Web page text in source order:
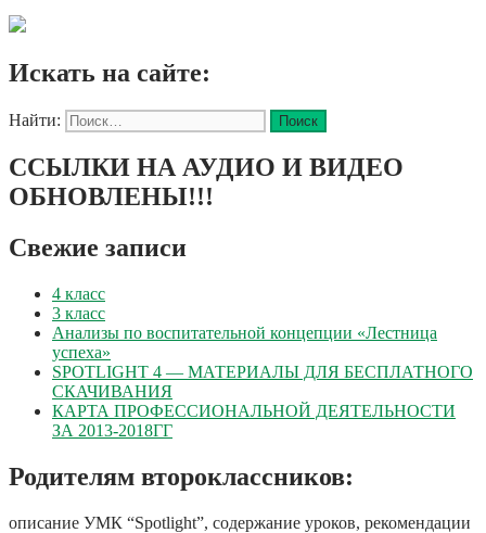
Искать на сайте:
Найти:
ССЫЛКИ НА АУДИО И ВИДЕО
ОБНОВЛЕНЫ!!!
Свежие записи
4 класс
3 класс
Анализы по воспитательной концепции «Лестница
успеха»
SPOTLIGHT 4 — МАТЕРИАЛЫ ДЛЯ БЕСПЛАТНОГО
СКАЧИВАНИЯ
КАРТА ПРОФЕССИОНАЛЬНОЙ ДЕЯТЕЛЬНОСТИ
ЗА 2013-2018ГГ
Родителям второклассников:
описание УМК “Spotlight”, содержание уроков, рекомендации